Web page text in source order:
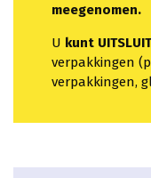
meegenomen.
U kunt
verpakkingen
verpakkingen,